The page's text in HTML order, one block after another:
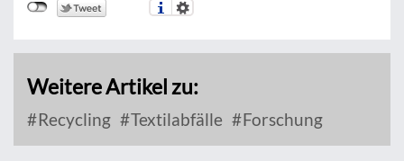
Weitere Artikel zu:
Recycling Textilabfälle Forschung